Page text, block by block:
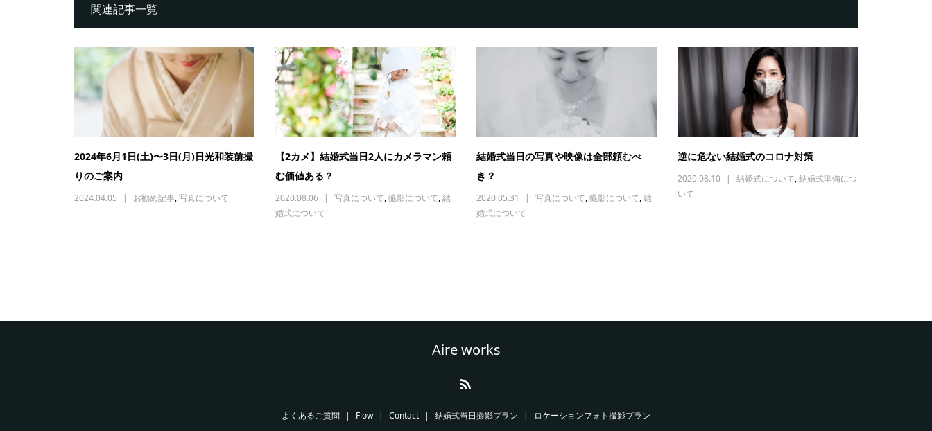
関連記事一覧
2024年6月1日(土)〜3日(月)日光和装前撮
りのご案内
2024.04.05 お勧め記事,写真について
【2カメ】結婚式当日2人にカメラマン頼
む価値ある？
2020.08.06 写真について,撮影について,結
婚式について
結婚式当日の写真や映像は全部頼むべ
き？
2020.05.31 写真について,撮影について,結
婚式について
逆に危ない結婚式のコロナ対策
2020.08.10 結婚式について,結婚式準備につ
いて
Aire works
よくあるご質問 Flow Contact 結婚式当日撮影プラン ロケーションフォト撮影プラン